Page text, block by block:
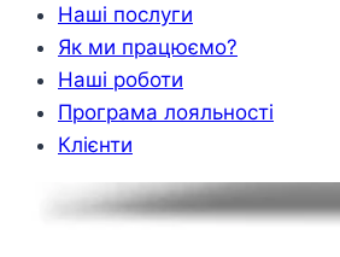
Наші послуги
Як ми працюємо?
Наші роботи
Програма лояльності
Клієнти